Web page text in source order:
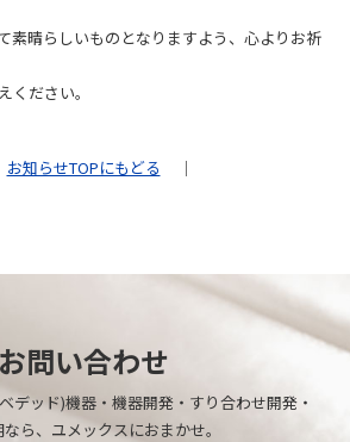
素晴らしいものとなりますよう、心よりお祈
ください。
お知らせTOPにもどる ｜
お問い合わせ
デッド)機器・機器開発・すり合わせ開発・
ら、ユメックスにおまかせ。